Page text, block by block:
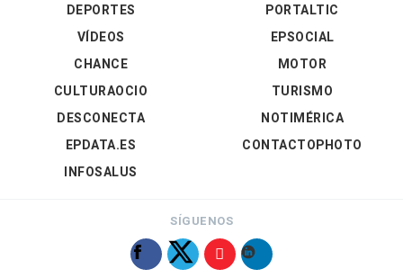
DEPORTES
VÍDEOS
PORTALTIC
EPSOCIAL
CHANCE
CULTURAOCIO
DESCONECTA
EPDATA.ES
INFOSALUS
MOTOR
TURISMO
NOTIMÉRICA
CONTACTOPHOTO
SÍGUENOS